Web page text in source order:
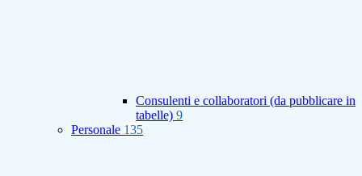
Consulenti e collaboratori (da pubblicare in
tabelle) 9
Personale 135